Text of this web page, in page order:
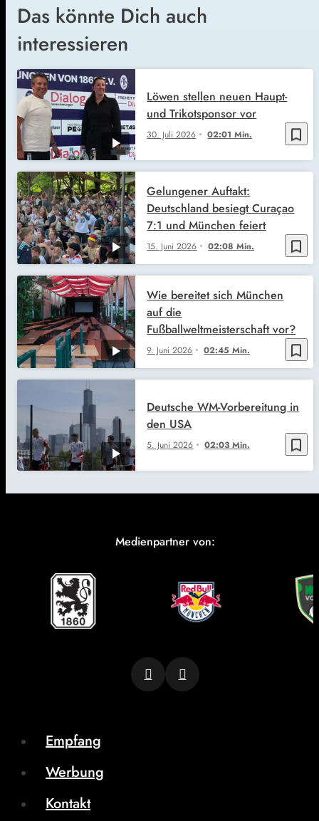
Das könnte Dich auch
interessieren
bookmark_border
30. Juli 2026 02:01 Min.
Löwen stellen neuen Haupt-
und Trikotsponsor vor
bookmark_border
15. Juni 2026 02:08 Min.
Gelungener Auftakt:
Deutschland besiegt Curaçao
7:1 und München feiert
bookmark_border
9. Juni 2026 02:45 Min.
Wie bereitet sich München
auf die
Fußballweltmeisterschaft vor?
bookmark_border
5. Juni 2026 02:03 Min.
Deutsche WM-Vorbereitung in
den USA
Medienpartner von:
Empfang
Werbung
Kontakt